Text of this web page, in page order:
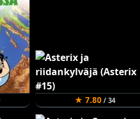
★ 7.80/ 34